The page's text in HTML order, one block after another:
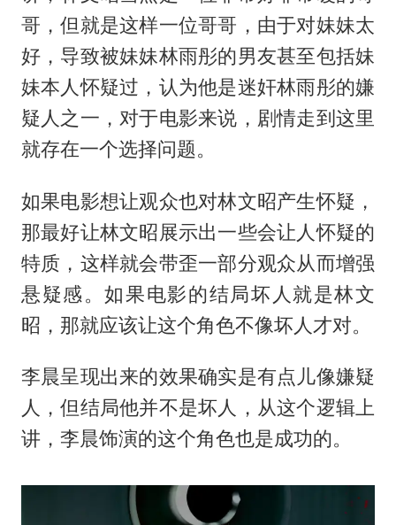
哥，但就是这样一位哥哥，由于对妹妹太
好，导致被妹妹林雨彤的男友甚至包括妹
妹本人怀疑过，认为他是迷奸林雨彤的嫌
疑人之一，对于电影来说，剧情走到这里
就存在一个选择问题。
如果电影想让观众也对林文昭产生怀疑，
那最好让林文昭展示出一些会让人怀疑的
特质，这样就会带歪一部分观众从而增强
悬疑感。如果电影的结局坏人就是林文
昭，那就应该让这个角色不像坏人才对。
李晨呈现出来的效果确实是有点儿像嫌疑
人，但结局他并不是坏人，从这个逻辑上
讲，李晨饰演的这个角色也是成功的。